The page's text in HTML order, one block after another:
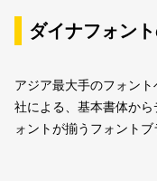
ダイナフォン
アジア最大手のフォン
社による、基本書体か
ォントが揃うフォントブ